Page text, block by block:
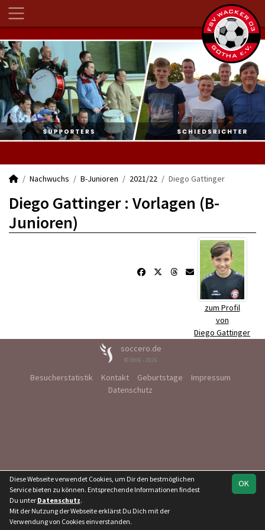
Nachwuchs B-Junioren 2021/22 Diego Gattinger
Diego Gattinger : Vorlagen (B-
Junioren)
zum Profil
von
Diego Gattinger
soccero.de
© 2006 - 2026
Besucherstatistik Kontakt Geburtstage
Impressum
Datenschutz
OK
Diese Webseite verwendet Cookies, um Dir den bestmöglichen
Service bieten zu können. Entsprechende Informationen findest
Du unter Datenschutz.
Mit der Nutzung der Webseite erklärst Du Dich mit der
Verwendung von Cookies einverstanden.